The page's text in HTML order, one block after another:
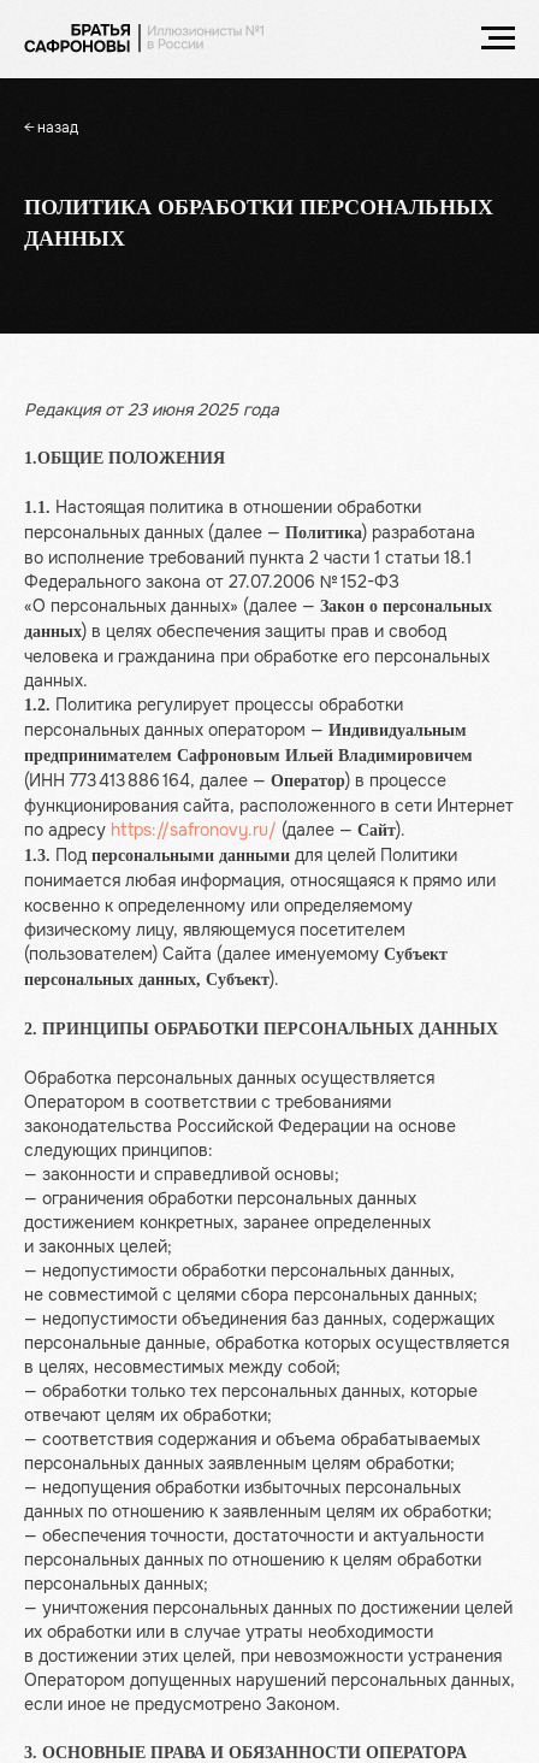
← назад
ПОЛИТИКА ОБРАБОТКИ ПЕРСОНАЛЬНЫХ
ДАННЫХ
Редакция от 23 июня 2025 года
1.ОБЩИЕ ПОЛОЖЕНИЯ
1.1. Настоящая политика в отношении обработки
персональных данных (далее — Политика) разработана
во исполнение требований пункта 2 части 1 статьи 18.1
Федерального закона от 27.07.2006 № 152-ФЗ
«О персональных данных» (далее — Закон о персональных
данных) в целях обеспечения защиты прав и свобод
человека и гражданина при обработке его персональных
данных.
1.2. Политика регулирует процессы обработки
персональных данных оператором — Индивидуальным
предпринимателем Сафроновым Ильей Владимировичем
(ИНН 773 413 886 164, далее — Оператор) в процессе
функционирования сайта, расположенного в сети Интернет
по адресу https://safronovy.ru/ (далее — Сайт).
1.3. Под персональными данными для целей Политики
понимается любая информация, относящаяся к прямо или
косвенно к определенному или определяемому
физическому лицу, являющемуся посетителем
(пользователем) Сайта (далее именуемому Субъект
персональных данных, Субъект).
2. ПРИНЦИПЫ ОБРАБОТКИ ПЕРСОНАЛЬНЫХ ДАННЫХ
Обработка персональных данных осуществляется
Оператором в соответствии с требованиями
законодательства Российской Федерации на основе
следующих принципов:
— законности и справедливой основы;
— ограничения обработки персональных данных
достижением конкретных, заранее определенных
и законных целей;
— недопустимости обработки персональных данных,
не совместимой с целями сбора персональных данных;
— недопустимости объединения баз данных, содержащих
персональные данные, обработка которых осуществляется
в целях, несовместимых между собой;
— обработки только тех персональных данных, которые
отвечают целям их обработки;
— соответствия содержания и объема обрабатываемых
персональных данных заявленным целям обработки;
— недопущения обработки избыточных персональных
данных по отношению к заявленным целям их обработки;
— обеспечения точности, достаточности и актуальности
персональных данных по отношению к целям обработки
персональных данных;
— уничтожения персональных данных по достижении целей
их обработки или в случае утраты необходимости
в достижении этих целей, при невозможности устранения
Оператором допущенных нарушений персональных данных,
если иное не предусмотрено Законом.
3. ОСНОВНЫЕ ПРАВА И ОБЯЗАННОСТИ ОПЕРАТОРА